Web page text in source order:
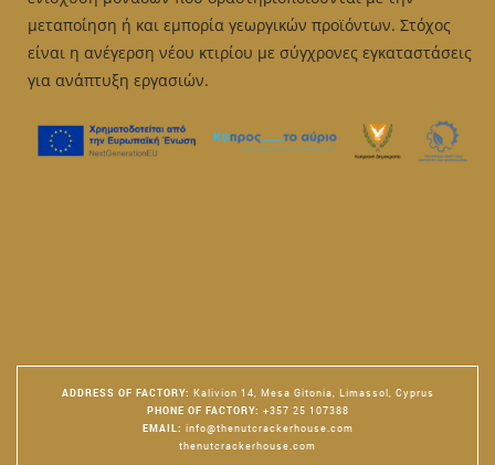
the
page
μεταποίηση ή και εμπορία γεωργικών προϊόντων. Στόχος
είναι η ανέγερση νέου κτιρίου με σύγχρονες εγκαταστάσεις
για ανάπτυξη εργασιών.
ADDRESS OF FACTORY: Kalivion 14, Mesa Gitonia, Limassol, Cyprus
PHONE OF FACTORY: +357 25 107388
EMAIL : info@thenutcrackerhouse.com
thenutcrackerhouse.com